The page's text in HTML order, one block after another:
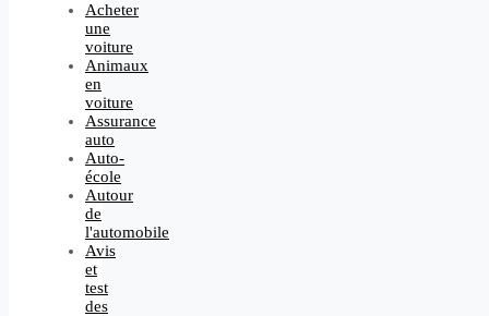
Acheter
une
voiture
Animaux
en
voiture
Assurance
auto
Auto-
école
Autour
de
l'automobile
Avis
et
test
des